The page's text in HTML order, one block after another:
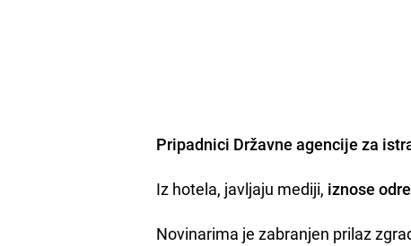
Pripadnici Državne agencije za
Iz hotela, javljaju mediji, iznose
Novinarima je zabranjen prilaz